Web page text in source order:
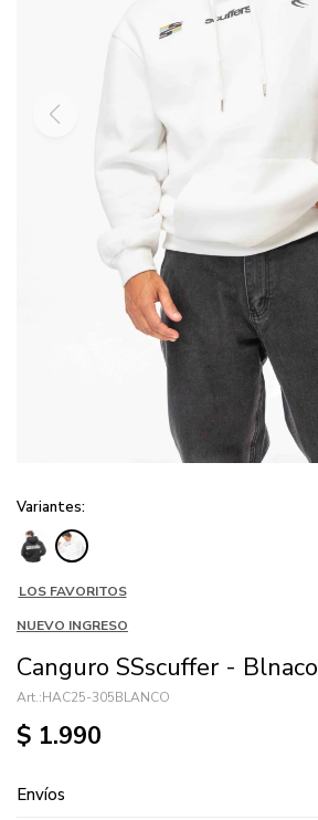
LOS FAVORITOS
NUEVO INGRESO
Canguro SSscuffer - Blnaco
HAC25-305BLANCO
$ 1.990
Variantes:
Envíos